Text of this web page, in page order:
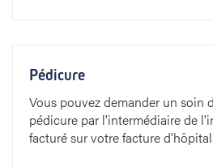
Pédicure
Vous pouvez demander un soin
pédicure par l'intermédiaire de
facturé sur votre facture d'hôpital.